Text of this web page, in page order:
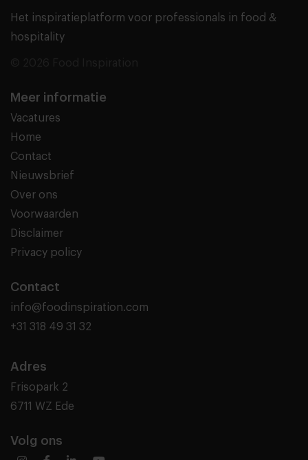
Het inspiratieplatform voor professionals in food &
hospitality
Meer informatie
Vacatures
Home
Contact
Nieuwsbrief
Over ons
Voorwaarden
Disclaimer
Privacy policy
Contact
info@foodinspiration.com
+31 318 49 31 32
Adres
Frisopark 2
6711 WZ Ede
Volg ons